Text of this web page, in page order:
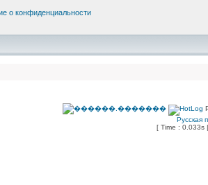
о конфиденциальности
Русская
[ Time : 0.033s